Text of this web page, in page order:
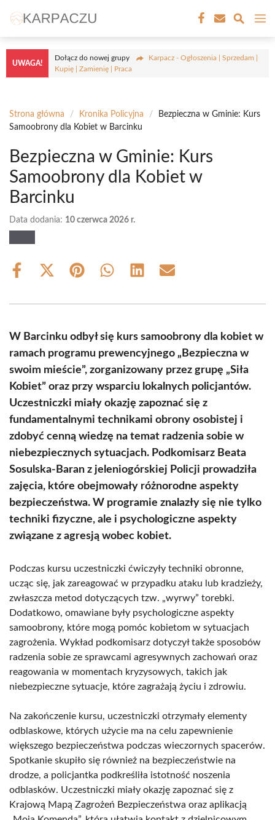
treści
UWAGA!
Dołącz do nowej grupy
Karpacz - Ogłoszenia | Sprzedam |
Kupię | Zamienię | Praca
Strona główna / Kronika Policyjna /
Bezpieczna w Gminie: Kurs
Samoobrony dla Kobiet w Barcinku
Bezpieczna w Gminie: Kurs
Samoobrony dla Kobiet w
Barcinku
Data dodania: 10 czerwca 2026 r.
Share
Share
(Twitter)
Share Share Share Share
W Barcinku odbył się kurs samoobrony dla kobiet w
ramach programu prewencyjnego „Bezpieczna w
swoim mieście”, zorganizowany przez grupę „Siła
Kobiet” oraz przy wsparciu lokalnych policjantów.
Uczestniczki miały okazję zapoznać się z
fundamentalnymi technikami obrony osobistej i
zdobyć cenną wiedzę na temat radzenia sobie w
niebezpiecznych sytuacjach. Podkomisarz Beata
Sosulska-Baran z jeleniogórskiej Policji prowadziła
zajęcia, które obejmowały różnorodne aspekty
bezpieczeństwa. W programie znalazły się nie tylko
techniki fizyczne, ale i psychologiczne aspekty
związane z agresją wobec kobiet.
Podczas kursu uczestniczki ćwiczyły techniki obronne,
ucząc się, jak zareagować w przypadku ataku lub kradzieży,
zwłaszcza metod dotyczących tzw. „wyrwy” torebki.
Dodatkowo, omawiane były psychologiczne aspekty
samoobrony, które mogą pomóc kobietom w sytuacjach
zagrożenia. Wykład podkomisarz dotyczył także sposobów
radzenia sobie ze sprawcami agresywnych zachowań oraz
reagowania w momentach kryzysowych, takich jak
niebezpieczne sytuacje, które zagrażają życiu i zdrowiu.
Na zakończenie kursu, uczestniczki otrzymały elementy
odblaskowe, których użycie ma na celu zapewnienie
większego bezpieczeństwa podczas wieczornych spacerów.
Spotkanie skupiło się również na bezpieczeństwie na
drodze, a policjantka podkreśliła istotność noszenia
odblasków. Uczestniczki miały okazję zapoznać się z
Krajową Mapą Zagrożeń Bezpieczeństwa oraz aplikacją